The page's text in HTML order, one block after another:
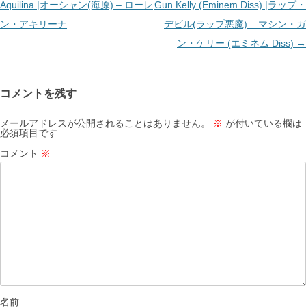
稿
ナ
シ
ョ
ン
Aquilina |オーシャン(海原) – ローレ
ン・アキリーナ
Gun Kelly (Eminem Diss) |ラップ・
デビル(ラップ悪魔) – マシン・ガ
ン・ケリー (エミネム Diss) →
コメントを残す
メールアドレスが公開されることはありません。 ※ が付いている欄は
必須項目です
コメント ※
名前